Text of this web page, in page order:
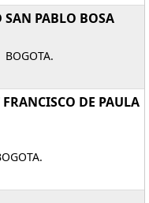
PABLO BOSA
DE PAULA